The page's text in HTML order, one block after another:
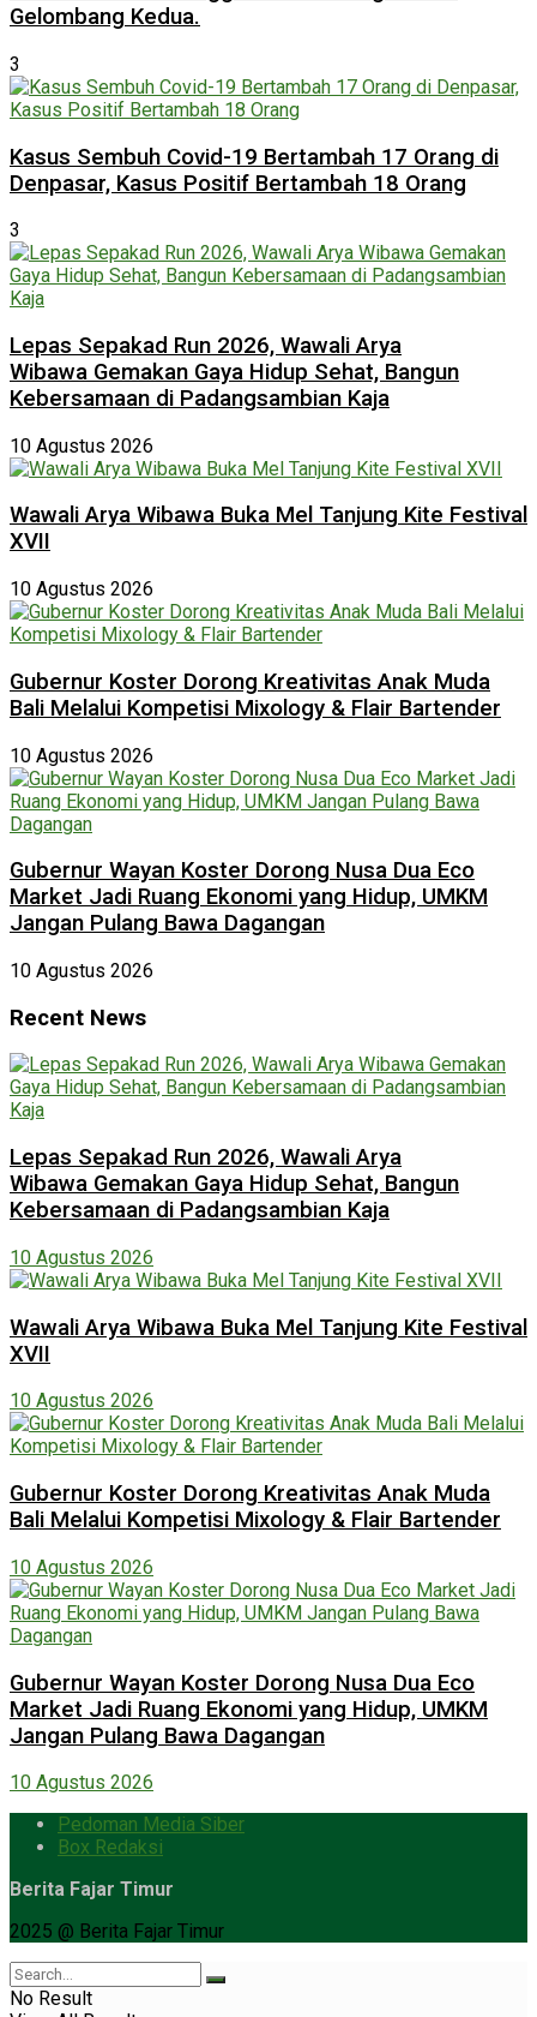
Gelombang Kedua.
3
Kasus Sembuh Covid-19 Bertambah 17 Orang di
Denpasar, Kasus Positif Bertambah 18 Orang
3
Lepas Sepakad Run 2026, Wawali Arya
Wibawa Gemakan Gaya Hidup Sehat, Bangun
Kebersamaan di Padangsambian Kaja
10 Agustus 2026
Wawali Arya Wibawa Buka Mel Tanjung Kite Festival
XVII
10 Agustus 2026
Gubernur Koster Dorong Kreativitas Anak Muda
Bali Melalui Kompetisi Mixology & Flair Bartender
10 Agustus 2026
Gubernur Wayan Koster Dorong Nusa Dua Eco
Market Jadi Ruang Ekonomi yang Hidup, UMKM
Jangan Pulang Bawa Dagangan
10 Agustus 2026
Recent News
Lepas Sepakad Run 2026, Wawali Arya
Wibawa Gemakan Gaya Hidup Sehat, Bangun
Kebersamaan di Padangsambian Kaja
10 Agustus 2026
Wawali Arya Wibawa Buka Mel Tanjung Kite Festival
XVII
10 Agustus 2026
Gubernur Koster Dorong Kreativitas Anak Muda
Bali Melalui Kompetisi Mixology & Flair Bartender
10 Agustus 2026
Gubernur Wayan Koster Dorong Nusa Dua Eco
Market Jadi Ruang Ekonomi yang Hidup, UMKM
Jangan Pulang Bawa Dagangan
10 Agustus 2026
Pedoman Media Siber
Box Redaksi
Berita Fajar Timur
2025 @ Berita Fajar Timur
No Result